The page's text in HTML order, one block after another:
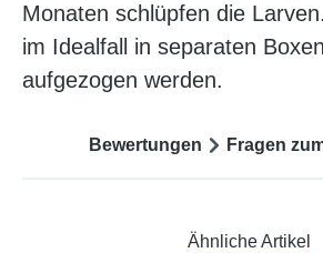
Monaten schlüpfen die
im Idealfall in separaten
aufgezogen werden.
Bewertungen Fragen
Ähnliche Artikel